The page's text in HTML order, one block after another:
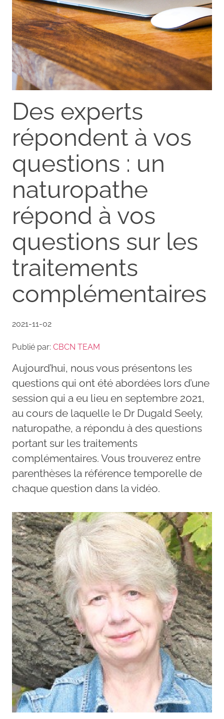
Des experts
répondent à vos
questions : un
naturopathe
répond à vos
questions sur les
traitements
complémentaires
2021-11-02
Publié par: CBCN TEAM
Aujourd’hui, nous vous présentons les
questions qui ont été abordées lors d’une
session qui a eu lieu en septembre 2021,
au cours de laquelle le Dr Dugald Seely,
naturopathe, a répondu à des questions
portant sur les traitements
complémentaires. Vous trouverez entre
parenthèses la référence temporelle de
chaque question dans la vidéo.